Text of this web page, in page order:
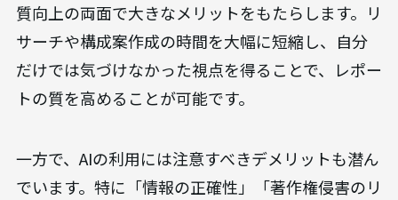
質向上の両面で大きなメリットをもたらします。リ
サーチや構成案作成の時間を大幅に短縮し、自分
だけでは気づけなかった視点を得ることで、レポー
トの質を高めることが可能です。
一方で、AIの利用には注意すべきデメリットも潜ん
でいます。特に「情報の正確性」「著作権侵害のリ